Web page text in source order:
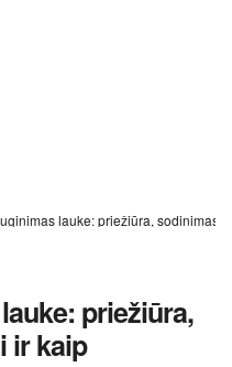
lauke: priežiūra, sodinimas,
priežiūra,
ir kaip